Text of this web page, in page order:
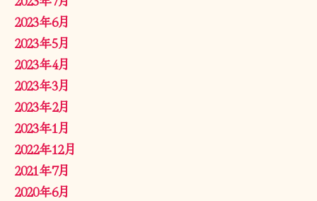
2023年6月
2023年5月
2023年4月
2023年3月
2023年2月
2023年1月
2022年12月
2021年7月
2020年6月